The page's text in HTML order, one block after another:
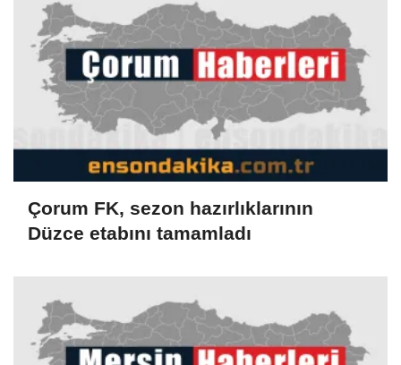
Çorum FK, sezon hazırlıklarının
Düzce etabını tamamladı